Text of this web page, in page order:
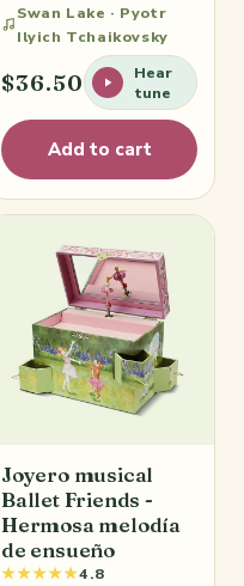
Swan Lake · Pyotr
Ilyich Tchaikovsky
$36.50
Hear
tune
Add to cart
Joyero musical
Ballet Friends -
Hermosa melodía
de ensueño
★★★★★4.8